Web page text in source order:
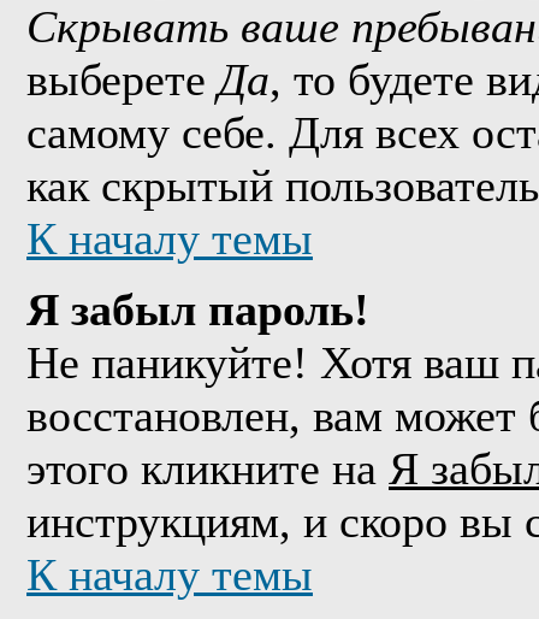
Скрывать ваше
выберетеДа, то будете
самому себе. Для всех
как скрытый
К началу темы
Я забыл пароль!
Не паникуйте! Хотя ваш
восстановлен, вам
этого кликните на Я
инструкциям, и скоро вы
К началу темы